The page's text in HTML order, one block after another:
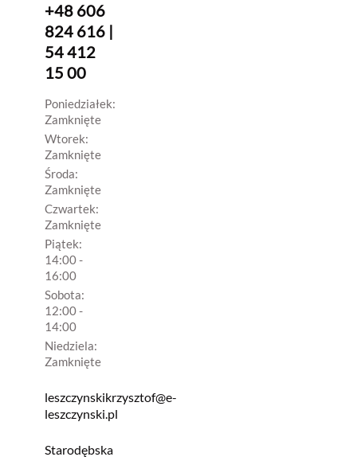
+48 606
824 616 |
54 412
15 00
Poniedziałek:
Zamknięte
Wtorek:
Zamknięte
Środa:
Zamknięte
Czwartek:
Zamknięte
Piątek:
14:00 -
16:00
Sobota:
12:00 -
14:00
Niedziela:
Zamknięte
leszczynskikrzysztof@e-
leszczynski.pl
Starodębska